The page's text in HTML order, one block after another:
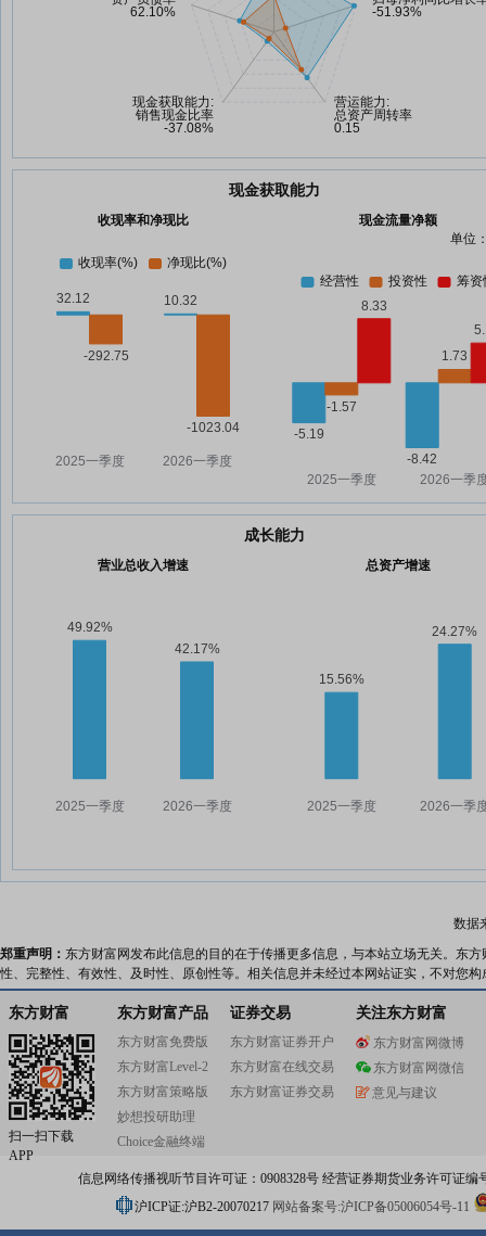
现金获取能力
收现率和净现比
现金流量净额
单位
成长能力
营业总收入增速 总资产增速
数据
郑重声明： 东方财富网发布此信息的目的在于传播更多信息，与本站立场无关。东
性、完整性、有效性、及时性、原创性等。相关信息并未经过本网站证实，不对您
东方财富
扫一扫下载
APP
东方财富产品
东方财富免费版
东方财富Level-2
东方财富策略版
妙想投研助理
Choice金融终端
证券交易
东方财富证券开户
东方财富在线交易
东方财富证券交易
关注东方财富
东方财富网微博
东方财富网微信
意见与建议
信息网络传播视听节目许可证：0908328号 经营证券期货业务许可证编
沪ICP证:沪B2-20070217 网站备案号:沪ICP备05006054号-11